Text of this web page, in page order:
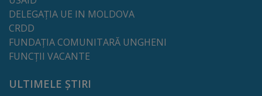
Comisii
de
specialitate
Regulamentul
DELEGAȚIA UE IN MOLDOVA
CRDD
FUNDAȚIA COMUNITARĂ UNGHENI
FUNCȚII VACANTE
ULTIMELE ȘTIRI